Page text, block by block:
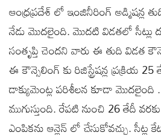
ఆంధ్రప్రదేశ్ లో ఇంజినీరింగ్ అడ్మిషన్ల
నేడు మొదలైంది. మొదటి విడతలో సీట్లు
సంతృప్తి చెందని వారు ఈ తుది విడత
ఈ కౌన్సెలింగ్ కు రిజిస్ట్రేషన్ల ప్రక్రియ 25
డాక్యుమెంట్ల పరిశీలన కూడా
ముగుస్తుంది. రేపటి నుంచి 26 తేదీ
ఎంపికను ఆన్లైన్ లో చేసుకోవచ్చు. సీట్ల